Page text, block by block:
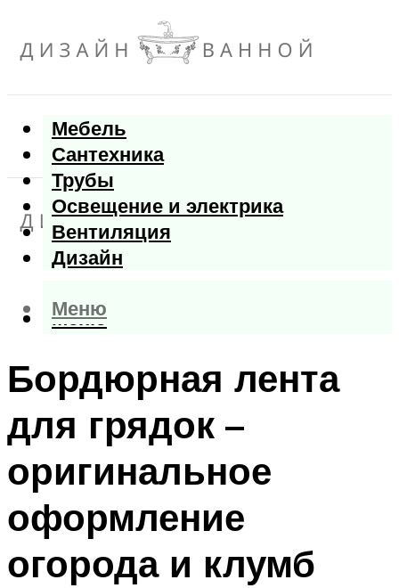
Мебель
Сантехника
Трубы
Освещение и электрика
Вентиляция
Дизайн
Меню
Меню
Бордюрная лента
для грядок –
оригинальное
оформление
огорода и клумб